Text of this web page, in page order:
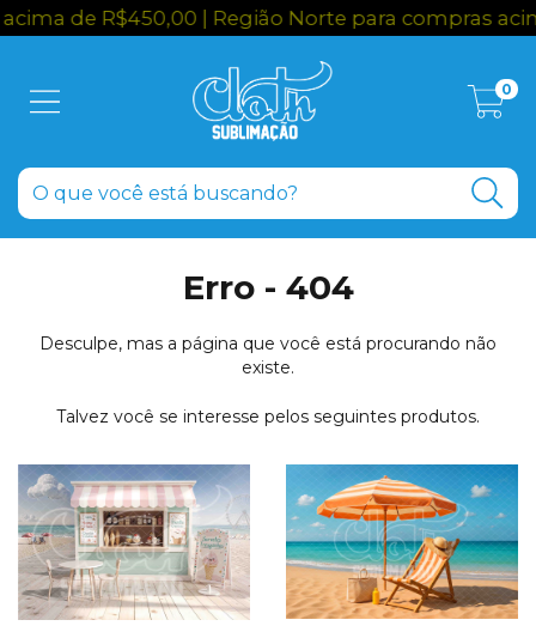
de R$450,00 | Região Norte para compras acima
0
Erro - 404
Desculpe, mas a página que você está procurando não
existe.
Talvez você se interesse pelos seguintes produtos.